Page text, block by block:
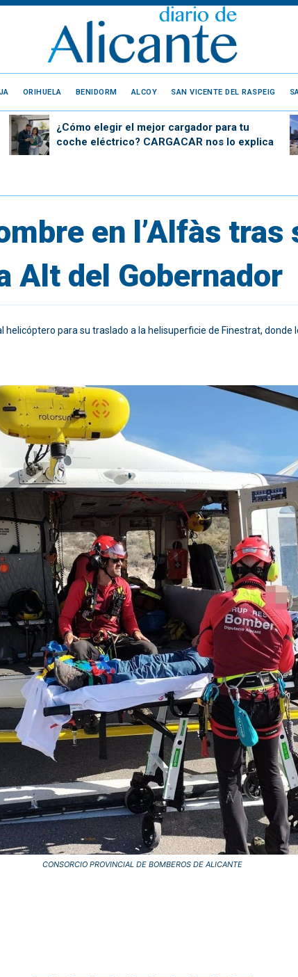
ORIHUELA BENIDORM ALCOY SAN VICENTE DEL RASPEIG
¿Cómo elegir el mejor cargador para tu
coche eléctrico? CARGACAR nos lo explica
en l’Alfàs
Alt del Gobernador
helicóptero para su traslado a la helisuperficie de Finestrat, donde
CONSORCIO PROVINCIAL DE BOMBEROS DE ALICANTE